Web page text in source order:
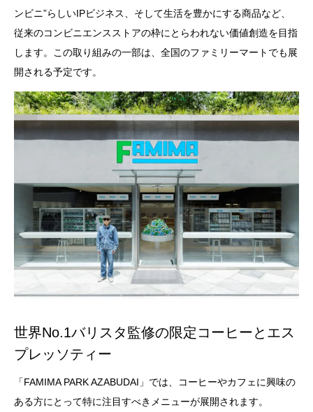
ンビニ”らしいIPビジネス、そして生活を豊かにする商品など、
従来のコンビニエンスストアの枠にとらわれない価値創造を目指
します。この取り組みの一部は、全国のファミリーマートでも展
開される予定です。
世界No.1バリスタ監修の限定コーヒーとエス
プレッソティー
「FAMIMA PARK AZABUDAI」では、コーヒーやカフェに興味の
ある方にとって特に注目すべきメニューが展開されます。